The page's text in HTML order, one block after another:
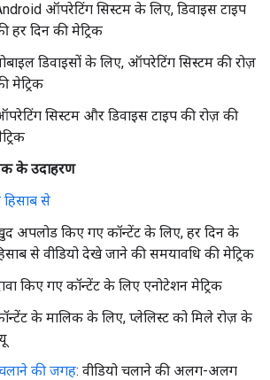
ऑपरेटिंग सिस्टम के लिए, डिवाइस टाइप
हर दिन की मेट्रिक
डिवाइसों के लिए, ऑपरेटिंग सिस्टम की रोज़
मेट्रिक
सिस्टम और डिवाइस टाइप की रोज़ की
के उदाहरण
से
अपलोड किए गए कॉन्टेंट के लिए, हर दिन के
से वीडियो देखे जाने की समयावधि की मेट्रिक
किए गए कॉन्टेंट के लिए एनोटेशन मेट्रिक
के मालिक के लिए, प्लेलिस्ट को मिले रोज़ के
चलाने की जगह: वीडियो चलाने की अलग-अलग